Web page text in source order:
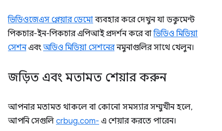
ভিডিওজেএস প্লেয়ার ডেমোব্যবহার করে দেখুন যা ডকুমেন্ট
পিকচার-ইন-পিকচার এপিআই প্রদর্শন করে বাভিডিও মিডিয়া
সেশনএবং অডিও মিডিয়া সেশনেরনমুনাগুলির সাথে খেলুন।
জড়িত এবং মতামত শেয়ার করুন
আপনার মতামত থাকলে বা কোনো সমস্যার সম্মুখীন হলে,
আপনি সেগুলি crbug.com- এ শেয়ার করতে পারেন।